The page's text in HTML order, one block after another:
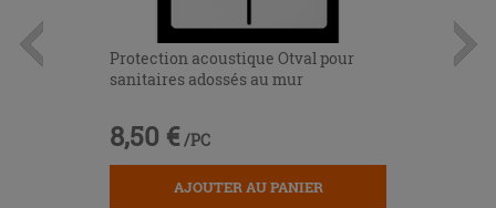
Protection acoustique Otval pour
sanitaires adossés au mur
8,50 € /PC
AJOUTER AU PANIER